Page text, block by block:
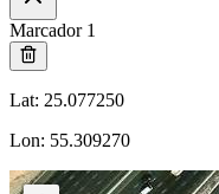
Marcador 1
Lat: 25.077250
Lon: 55.309270